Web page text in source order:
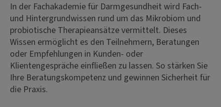
In der Fachakademie für Darmgesundheit wird Fach-
und Hintergrundwissen rund um das Mikrobiom und
probiotische Therapieansätze vermittelt. Dieses
Wissen ermöglicht es den Teilnehmern, Beratungen
oder Empfehlungen in Kunden- oder
Klientengespräche einfließen zu lassen. So stärken Sie
Ihre Beratungskompetenz und gewinnen Sicherheit für
die Praxis.